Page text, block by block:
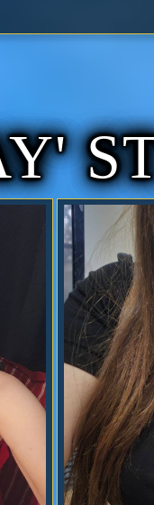
０名様…とご
でお問合せ下
確認をさせて
です、お申
用の際にはお
ューナー付き
ぎください。
ます。BOSE